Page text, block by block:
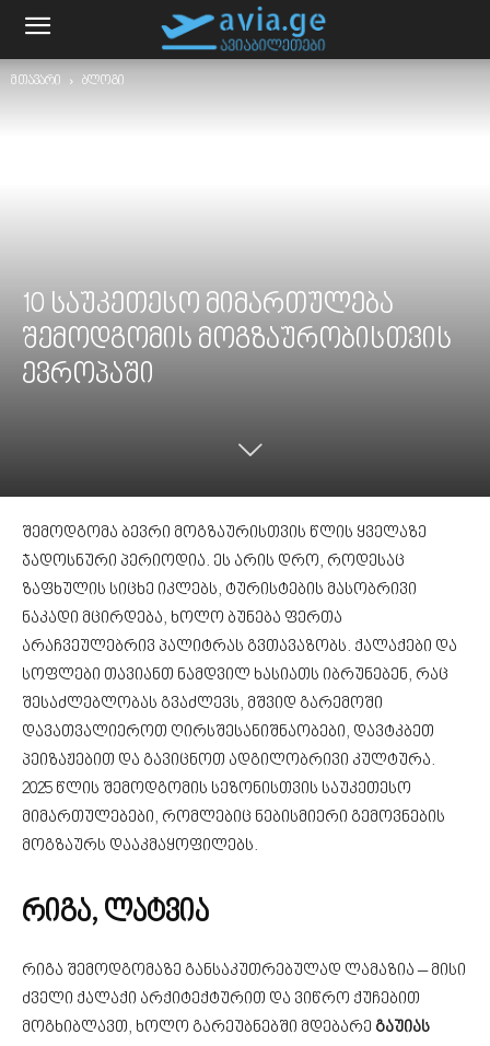
მთავარი ბლოგი
10 საუკეთესო მიმართულება
შემოდგომის მოგზაურობისთვის
ევროპაში
შემოდგომა ბევრი მოგზაურისთვის წლის ყველაზე
ჯადოსნური პერიოდია. ეს არის დრო, როდესაც
ზაფხულის სიცხე იკლებს, ტურისტების მასობრივი
ნაკადი მცირდება, ხოლო ბუნება ფერთა
არაჩვეულებრივ პალიტრას გვთავაზობს. ქალაქები და
სოფლები თავიანთ ნამდვილ ხასიათს იბრუნებენ, რაც
შესაძლებლობას გვაძლევს, მშვიდ გარემოში
დავათვალიეროთ ღირსშესანიშნაობები, დავტკბეთ
პეიზაჟებით და გავიცნოთ ადგილობრივი კულტურა.
2025 წლის შემოდგომის სეზონისთვის საუკეთესო
მიმართულებები, რომლებიც ნებისმიერი გემოვნების
მოგზაურს დააკმაყოფილებს.
რიგა, ლატვია
რიგა შემოდგომაზე განსაკუთრებულად ლამაზია – მისი
ძველი ქალაქი არქიტექტურით და ვიწრო ქუჩებით
მოგხიბლავთ, ხოლო გარეუბნებში მდებარე გაუიას